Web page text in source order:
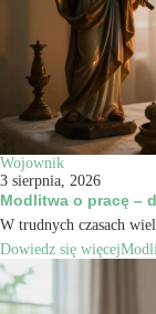
Wojownik
3 sierpnia, 2026
Modlitwa o pracę –
W trudnych czasach
Dowiedz się więcej